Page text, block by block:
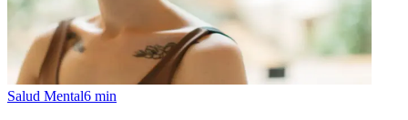
Salud Mental6 min